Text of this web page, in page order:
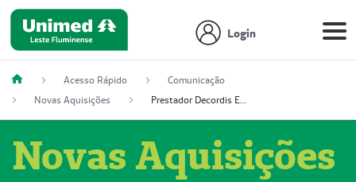
Login
Acesso Rápido
Comunicação
Novas Aquisições
Prestador Decordis Exames Cardiológicos LTDA (51004346-0)
Novas Aquisições